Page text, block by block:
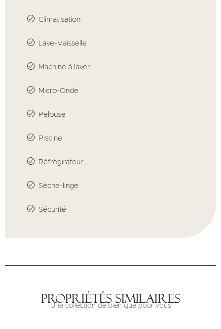
Climatisation
Lave-Vaisselle
Machine à laver
Micro-Onde
Pelouse
Piscine
Réfrégirateur
Sèche-linge
Sécurité
Propriétés similaires
Une collection de bien que pour vous